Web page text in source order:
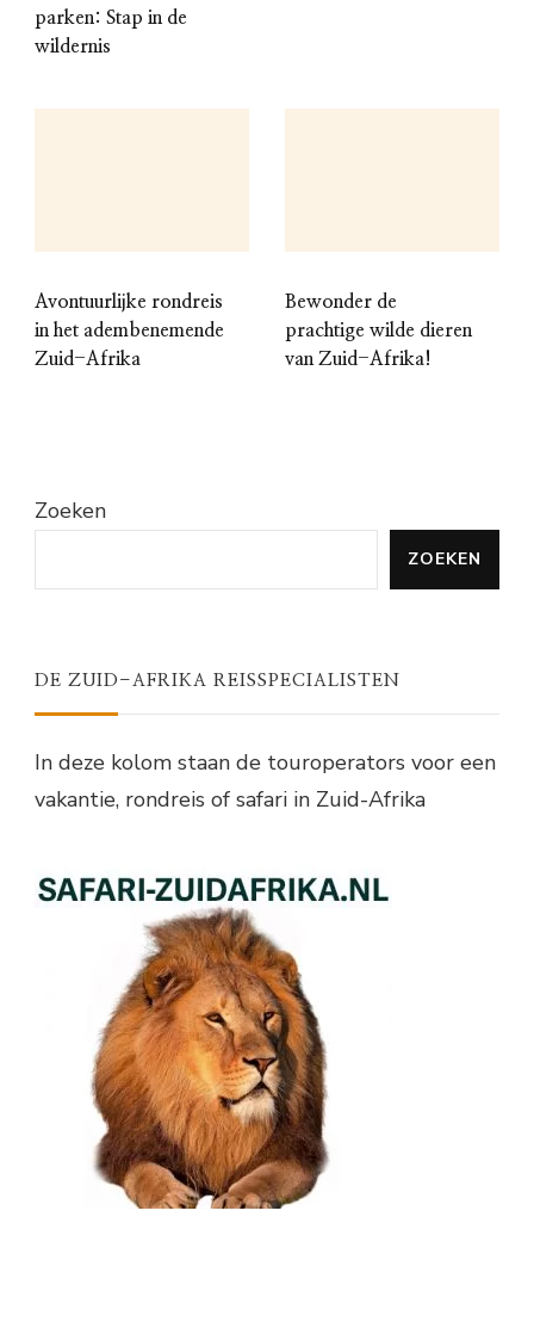
parken: Stap in de
wildernis
Avontuurlijke rondreis
in het adembenemende
Zuid-Afrika
Bewonder de
prachtige wilde dieren
van Zuid-Afrika!
Zoeken
ZOEKEN
DE ZUID-AFRIKA REISSPECIALISTEN
In deze kolom staan de touroperators voor een
vakantie, rondreis of safari in Zuid-Afrika